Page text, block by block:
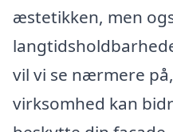
æstetikken, men
vil vi se nærmere
virksomhed kan